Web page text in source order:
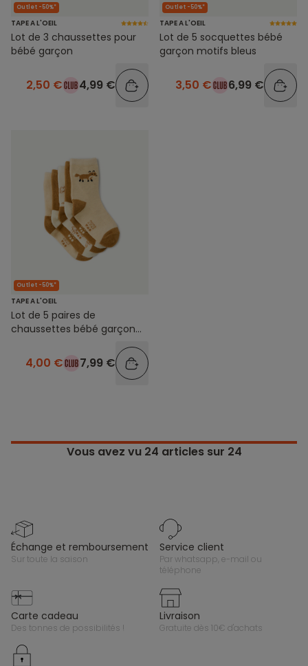
Outlet -50%*
TAPE A L'OEIL
Lot de 3 chaussettes pour
bébé garçon
2,50 € 4,99 €
Outlet -50%*
TAPE A L'OEIL
Lot de 5 socquettes bébé
garçon motifs bleus
3,50 € 6,99 €
Outlet -50%*
TAPE A L'OEIL
Lot de 5 paires de
chaussettes bébé garçon
4,00 € 7,99 €
Vous avez vu 24 articles sur 24
échange et remboursement
sur toute la saison
service client
par whatsapp, e-mail ou
téléphone
carte cadeau
des tonnes de possibilités !
livraison
gratuite dès 10€ d'achats